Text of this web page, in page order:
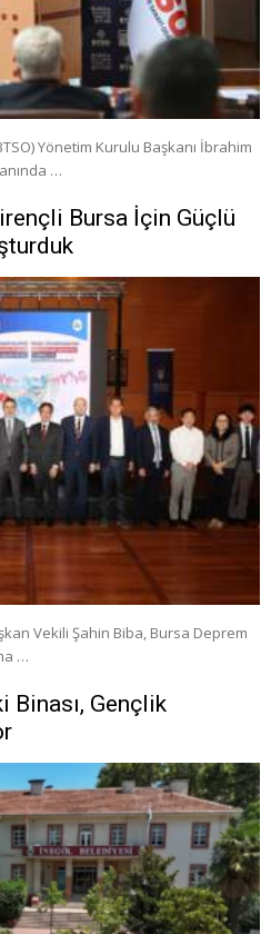
Yönetim Kurulu Başkanı İbrahim
…
Bursa İçin Güçlü
Vekili Şahin Biba, Bursa Deprem
…
Binası, Gençlik